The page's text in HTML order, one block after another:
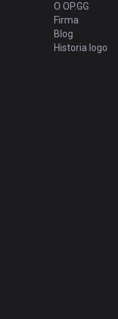
O OP.GG
Firma
Blog
Historia logo